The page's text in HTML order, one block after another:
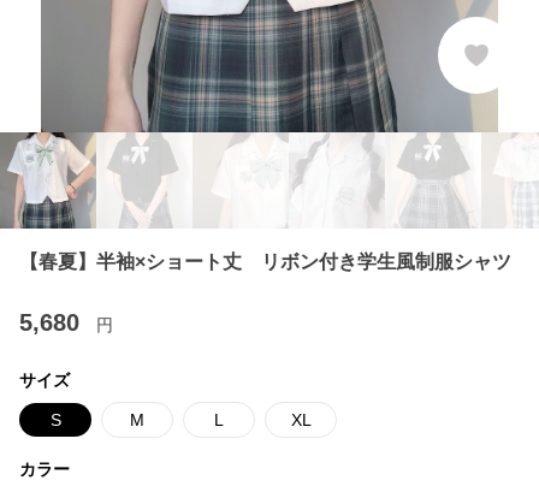
【春夏】半袖×ショート丈 リボン付き学生風制服シャツ
5,680 円
サイズ
S M L XL
カラー